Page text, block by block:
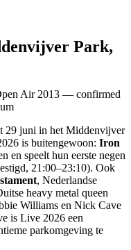
Park,
29 juni in het Middenvijver
is buitengewoon: Iron
en speelt hun eerste negen
21:00–23:10). Ook
, Nederlandse
heavy metal queen
Williams en Nick Cave
is Live 2026 een
parkomgeving te